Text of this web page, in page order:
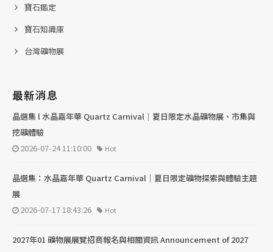
寶石鑑定
寶石知識庫
台灣礦物展
最新消息
晶選集 l 水晶嘉年華 Quartz Carnival｜夏日限定水晶礦物展、市集與
挖礦體驗
2026-07-24 11:10:00
Hot
晶選集：水晶嘉年華 Quartz Carnival｜夏日限定礦物探索與體驗主題
展
2026-07-17 18:43:26
Hot
2027年01 礦物展展覽招商報名與相關資訊 Announcement of 2027